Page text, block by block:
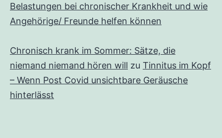
Belastungen bei chronischer Krankheit und wie
Angehörige/ Freunde helfen können
Chronisch krank im Sommer: Sätze, die
niemand niemand hören will zu Tinnitus im Kopf
– Wenn Post Covid unsichtbare Geräusche
hinterlässt